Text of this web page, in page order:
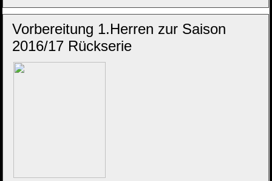
Vorbereitung 1.Herren zur Saison
2016/17 Rückserie